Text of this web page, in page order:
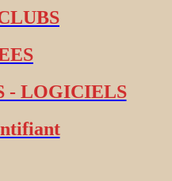
- LOGICIELS